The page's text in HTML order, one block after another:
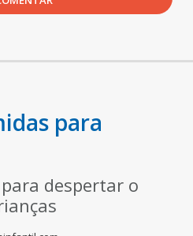
para
despertar o